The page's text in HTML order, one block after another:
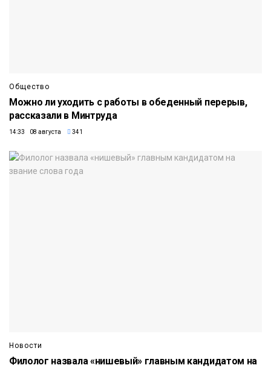
Общество
Можно ли уходить с работы в обеденный перерыв,
рассказали в Минтруда
14:33 08 августа 341
Новости
Филолог назвала «нишевый» главным кандидатом на